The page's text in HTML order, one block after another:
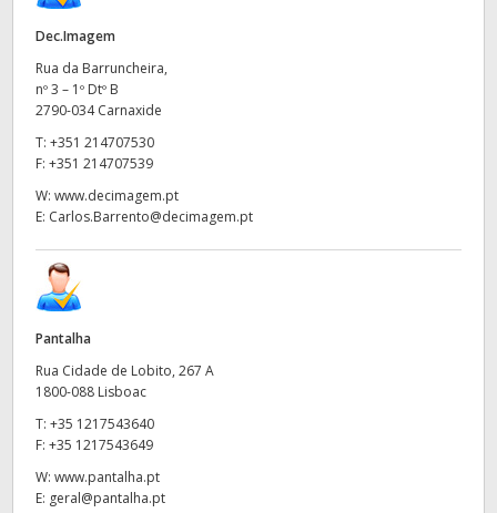
Dec.Imagem
Rua da Barruncheira,
nº 3 – 1º Dtº B
2790-034 Carnaxide
T: +351 214707530
F: +351 214707539
W: www.decimagem.pt
E: Carlos.Barrento@decimagem.pt
Pantalha
Rua Cidade de Lobito, 267 A
1800-088 Lisboac
T: +35 1217543640
F: +35 1217543649
W: www.pantalha.pt
E: geral@pantalha.pt